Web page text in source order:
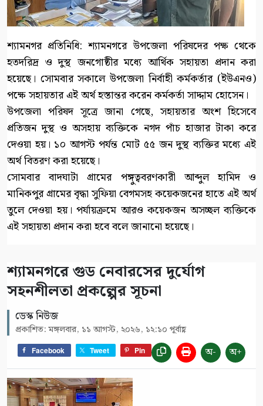
শ্যামনগর প্রতিনিধি: শ্যামনগরে উপজেলা পরিষদের পক্ষ থেকে
হতদরিদ্র ও দুস্থ জনগোষ্ঠীর মধ্যে আর্থিক সহায়তা প্রদান করা
হয়েছে। সোমবার সকালে উপজেলা নির্বাহী কর্মকর্তার (ইউএনও)
পক্ষে সহায়তার এই অর্থ হস্তান্তর করেন কর্মকর্তা সাদ্দাম হোসেন।
উপজেলা পরিষদ সূত্রে জানা গেছে, সহায়তার অংশ হিসেবে
প্রতিজন দুস্থ ও অসহায় ব্যক্তিকে নগদ পাঁচ হাজার টাকা করে
দেওয়া হয়। ১০ আগস্ট পর্যন্ত মোট ৫৫ জন দুস্থ ব্যক্তির মধ্যে এই
অর্থ বিতরণ করা হয়েছে।
সোমবার বাদঘাটা গ্রামের পঙ্গুত্ববরণকারী আব্দুল হামিদ ও
মানিকপুর গ্রামের বৃদ্ধা সুফিয়া বেগমসহ কয়েকজনের হাতে এই অর্থ
তুলে দেওয়া হয়। পর্যায়ক্রমে আরও কয়েকজন অসচ্ছল ব্যক্তিকে
এই সহায়তা প্রদান করা হবে বলে জানানো হয়েছে।
শ্যামনগরে গুড নেবারসের দুর্যোগ
সহনশীলতা প্রকল্পের সূচনা
ডেস্ক নিউজ
প্রকাশিত: মঙ্গলবার, ১১ আগস্ট, ২০২৬, ১২:১০ পূর্বাহ্ণ
Facebook Tweet Pin অ- অ+